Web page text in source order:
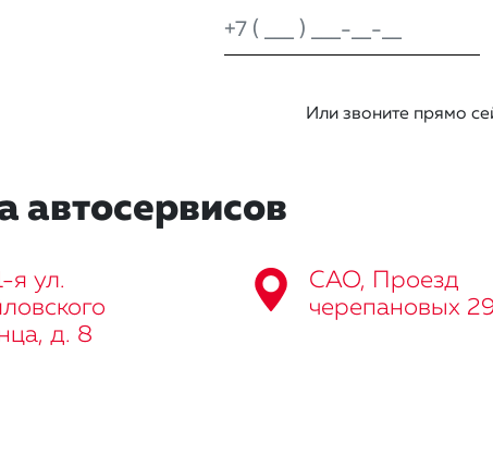
Или звоните прямо
автосервисов
я ул.
д. 8
САО, Проезд
черепановых